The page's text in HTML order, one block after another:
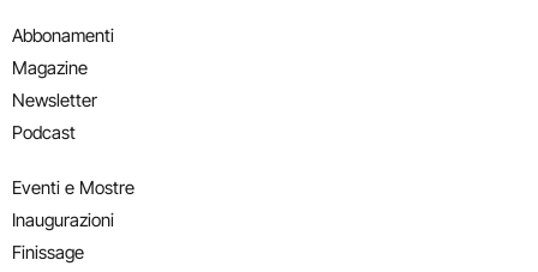
Abbonamenti
Magazine
Newsletter
Podcast
Eventi e Mostre
Inaugurazioni
Finissage